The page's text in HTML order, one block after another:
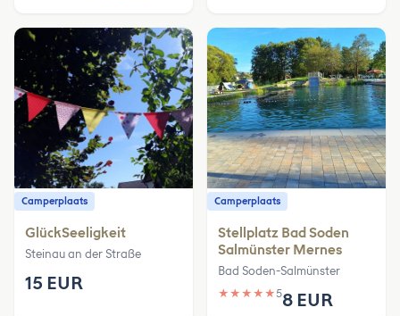
Camperplaats
GlückSeeligkeit
Steinau an der Straße
15 EUR
Camperplaats
Stellplatz Bad Soden
Salmünster Mernes
Bad Soden-Salmünster
★ ★ ★ ★ ★58 EUR